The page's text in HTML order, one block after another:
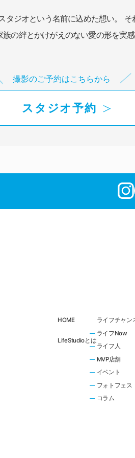
タジオという名前に込めた想い。
そ
族の絆とかけがえのない愛の形を実感
撮影のご予約はこちらから
スタジオ予約
HOME
LifeStudioとは
ライフチャン
ライフNow
ライフ人
MVP店舗
イベント
フォトフェス
コラム